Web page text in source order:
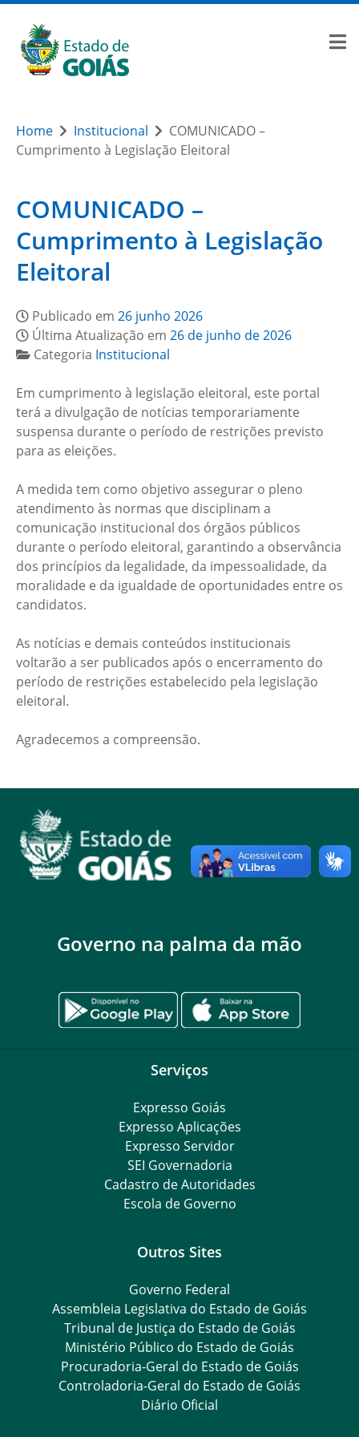
Home Institucional
COMUNICADO –
Cumprimento à Legislação Eleitoral
COMUNICADO –
Cumprimento à Legislação
Eleitoral
Publicado em 26 junho 2026
Última Atualização em 26 de junho de 2026
Categoria Institucional
Em cumprimento à legislação eleitoral, este portal
terá a divulgação de notícias temporariamente
suspensa durante o período de restrições previsto
para as eleições.
A medida tem como objetivo assegurar o pleno
atendimento às normas que disciplinam a
comunicação institucional dos órgãos públicos
durante o período eleitoral, garantindo a observância
dos princípios da legalidade, da impessoalidade, da
moralidade e da igualdade de oportunidades entre os
candidatos.
As notícias e demais conteúdos institucionais
voltarão a ser publicados após o encerramento do
período de restrições estabelecido pela legislação
eleitoral.
Agradecemos a compreensão.
Governo na palma da mão
Serviços
Expresso Goiás
Expresso Aplicações
Expresso Servidor
SEI Governadoria
Cadastro de Autoridades
Escola de Governo
Outros Sites
Governo Federal
Assembleia Legislativa do Estado de Goiás
Tribunal de Justiça do Estado de Goiás
Ministério Público do Estado de Goiás
Procuradoria-Geral do Estado de Goiás
Controladoria-Geral do Estado de Goiás
Diário Oficial